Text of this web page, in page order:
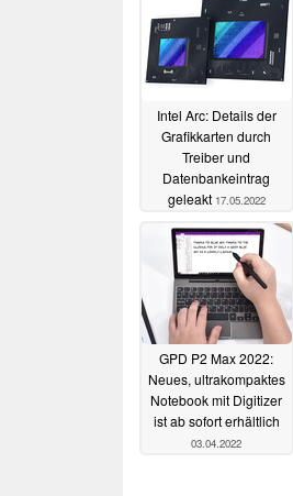
Intel Arc: Details der
Grafikkarten durch
Treiber und
Datenbankeintrag
geleakt 17.05.2022
GPD P2 Max 2022:
Neues, ultrakompaktes
Notebook mit Digitizer
ist ab sofort erhältlich
03.04.2022